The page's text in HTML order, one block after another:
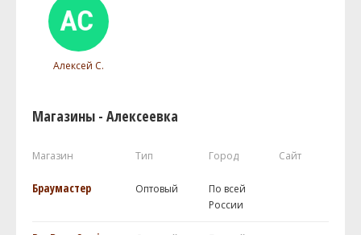
Алексей С.
Магазины - Алексеевка
Магазин Тип Город Сайт
Браумастер Оптовый
По всей
России